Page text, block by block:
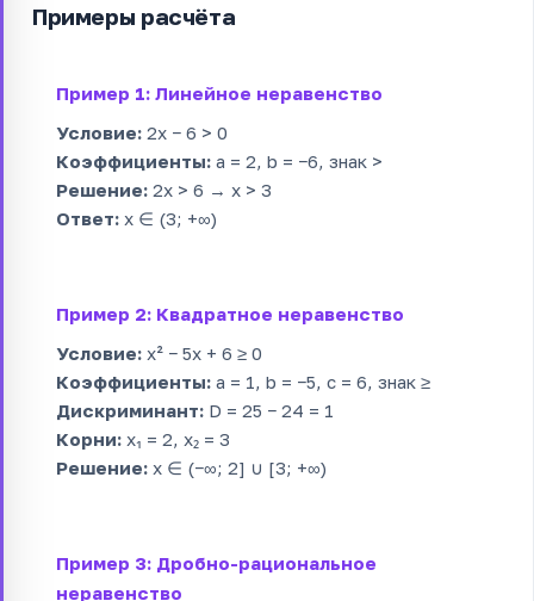
Примеры расчёта
Пример 1: Линейное неравенство
Условие: 2x − 6 > 0
Коэффициенты: a = 2, b = −6, знак >
Решение: 2x > 6 → x > 3
Ответ: x ∈ (3; +∞)
Пример 2: Квадратное неравенство
Условие: x² − 5x + 6 ≥ 0
Коэффициенты: a = 1, b = −5, c = 6, знак ≥
Дискриминант: D = 25 − 24 = 1
Корни: x₁ = 2, x₂ = 3
Решение: x ∈ (−∞; 2] ∪ [3; +∞)
Пример 3: Дробно-рациональное
неравенство